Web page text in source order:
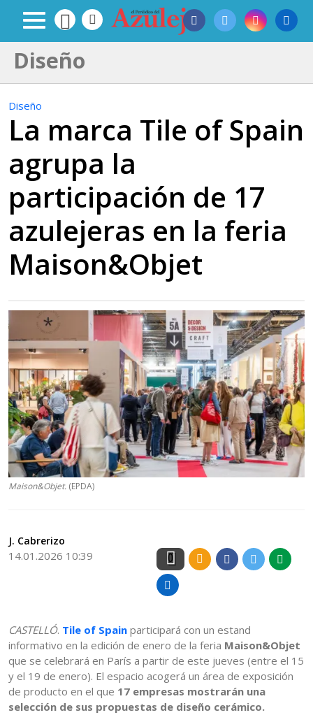
Diseño
Diseño
La marca Tile of Spain
agrupa la
participación de 17
azulejeras en la feria
Maison&Objet
Maison&Objet. (EPDA)
J. Cabrerizo
14.01.2026 10:39 0
CASTELLÓ. Tile of Spain participará con un estand
informativo en la edición de enero de la feria Maison&Objet
que se celebrará en París a partir de este jueves (entre el 15
y el 19 de enero). El espacio acogerá un área de exposición
de producto en el que 17 empresas mostrarán una
selección de sus propuestas de diseño cerámico.